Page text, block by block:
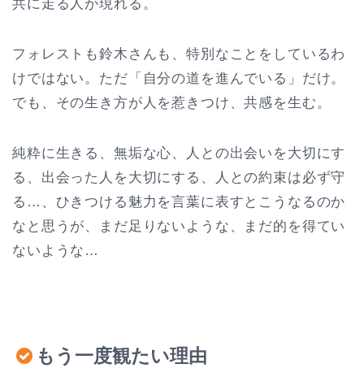
共に走る人が現れる。
フォレストも鈴木さんも、特別なことをしているわ
けではない。ただ「自分の道を進んでいる」だけ。
でも、その生き方が人を惹きつけ、共感を生む。
純粋に生きる、無垢な心、人との出会いを大切にす
る、出会った人を大切にする、人との約束は必ず守
る…、ひきつける魅力を言葉に表すとこうなるのか
なと思うが、まだ足りないような、まだ的を得てい
ないような…
もう一度観たい理由